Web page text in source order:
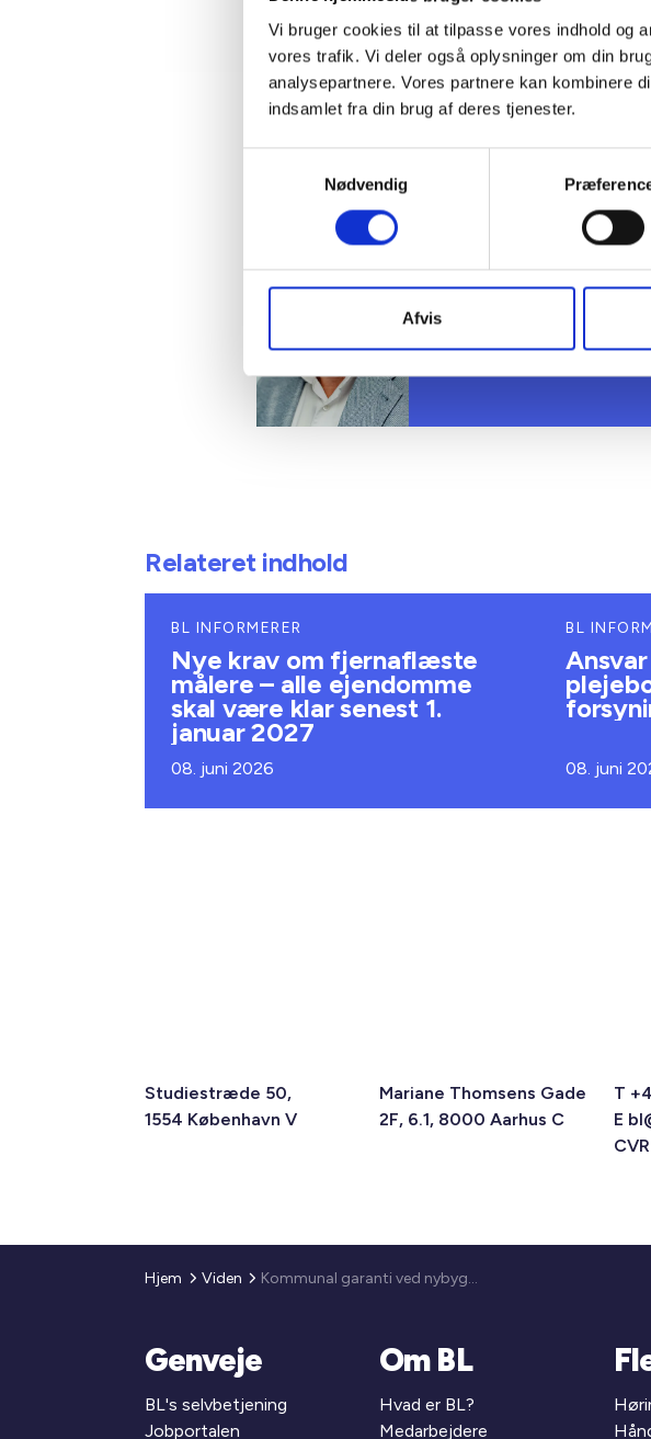
Vi bruger cookies til at tilpasse vores indhold og
vores trafik. Vi deler også oplysninger om din
analysepartnere. Vores partnere kan kombinere
indsamlet fra din brug af deres tjenester.
Nødvendig
Afvis
Kontakt
Bent Madsen
Mail: bma@bl.dk
Relateret indhold
BL INFORMERER
Nye krav om fjernaflæste
målere – alle ejendomme
skal være klar senest 1.
januar 2027
08. juni 2026
BL
08. juni
Studiestræde 50,
1554 København V
Mariane Thomsens Gade
2F, 6.1, 8000 Aarhus C
T
E
Hjem Viden Kommunal garanti ved nybyggeri af almene boliger
Genveje
BL's selvbetjening
Jobportalen
Om BL
Hvad er BL?
Medarbejdere